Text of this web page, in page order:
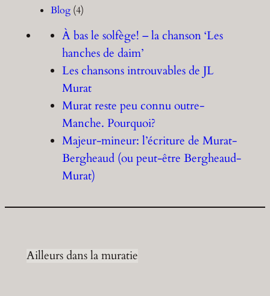
Blog(4)
À bas le solfège! – la chanson ‘Les
hanches de daim’
Les chansons introuvables de JL
Murat
Murat reste peu connu outre-
Manche. Pourquoi?
Majeur-mineur: l’écriture de Murat-
Bergheaud (ou peut-être Bergheaud-
Murat)
Ailleurs dans la muratie